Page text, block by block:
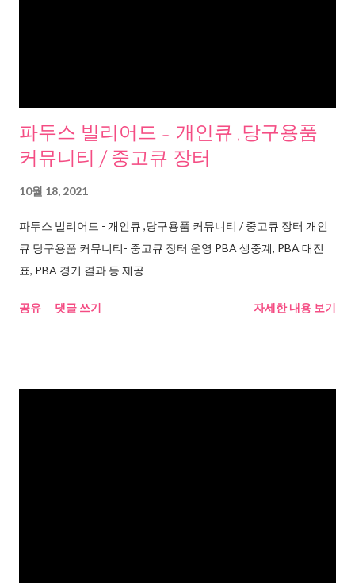
파두스 빌리어드 - 개인큐 ,당구용품
커뮤니티 / 중고큐 장터
10월 18, 2021
파두스 빌리어드 - 개인큐 ,당구용품 커뮤니티 / 중고큐 장터 개인
큐 당구용품 커뮤니티- 중고큐 장터 운영 PBA 생중계, PBA 대진
표, PBA 경기 결과 등 제공
공유 댓글 쓰기 자세한 내용 보기